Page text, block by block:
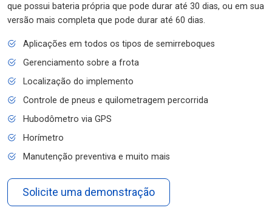
que possui bateria própria que pode durar até 30 dias, ou em sua
versão mais completa que pode durar até 60 dias.
Aplicações em todos os tipos de semirreboques
Gerenciamento sobre a frota
Localização do implemento
Controle de pneus e quilometragem percorrida
Hubodômetro via GPS
Horímetro
Manutenção preventiva e muito mais
Solicite uma demonstração